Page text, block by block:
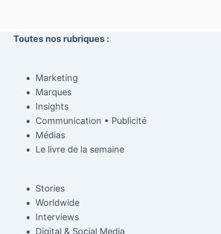
Toutes nos rubriques :
Marketing
Marques
Insights
Communication • Publicité
Médias
Le livre de la semaine
Stories
Worldwide
Interviews
Digital & Social Media